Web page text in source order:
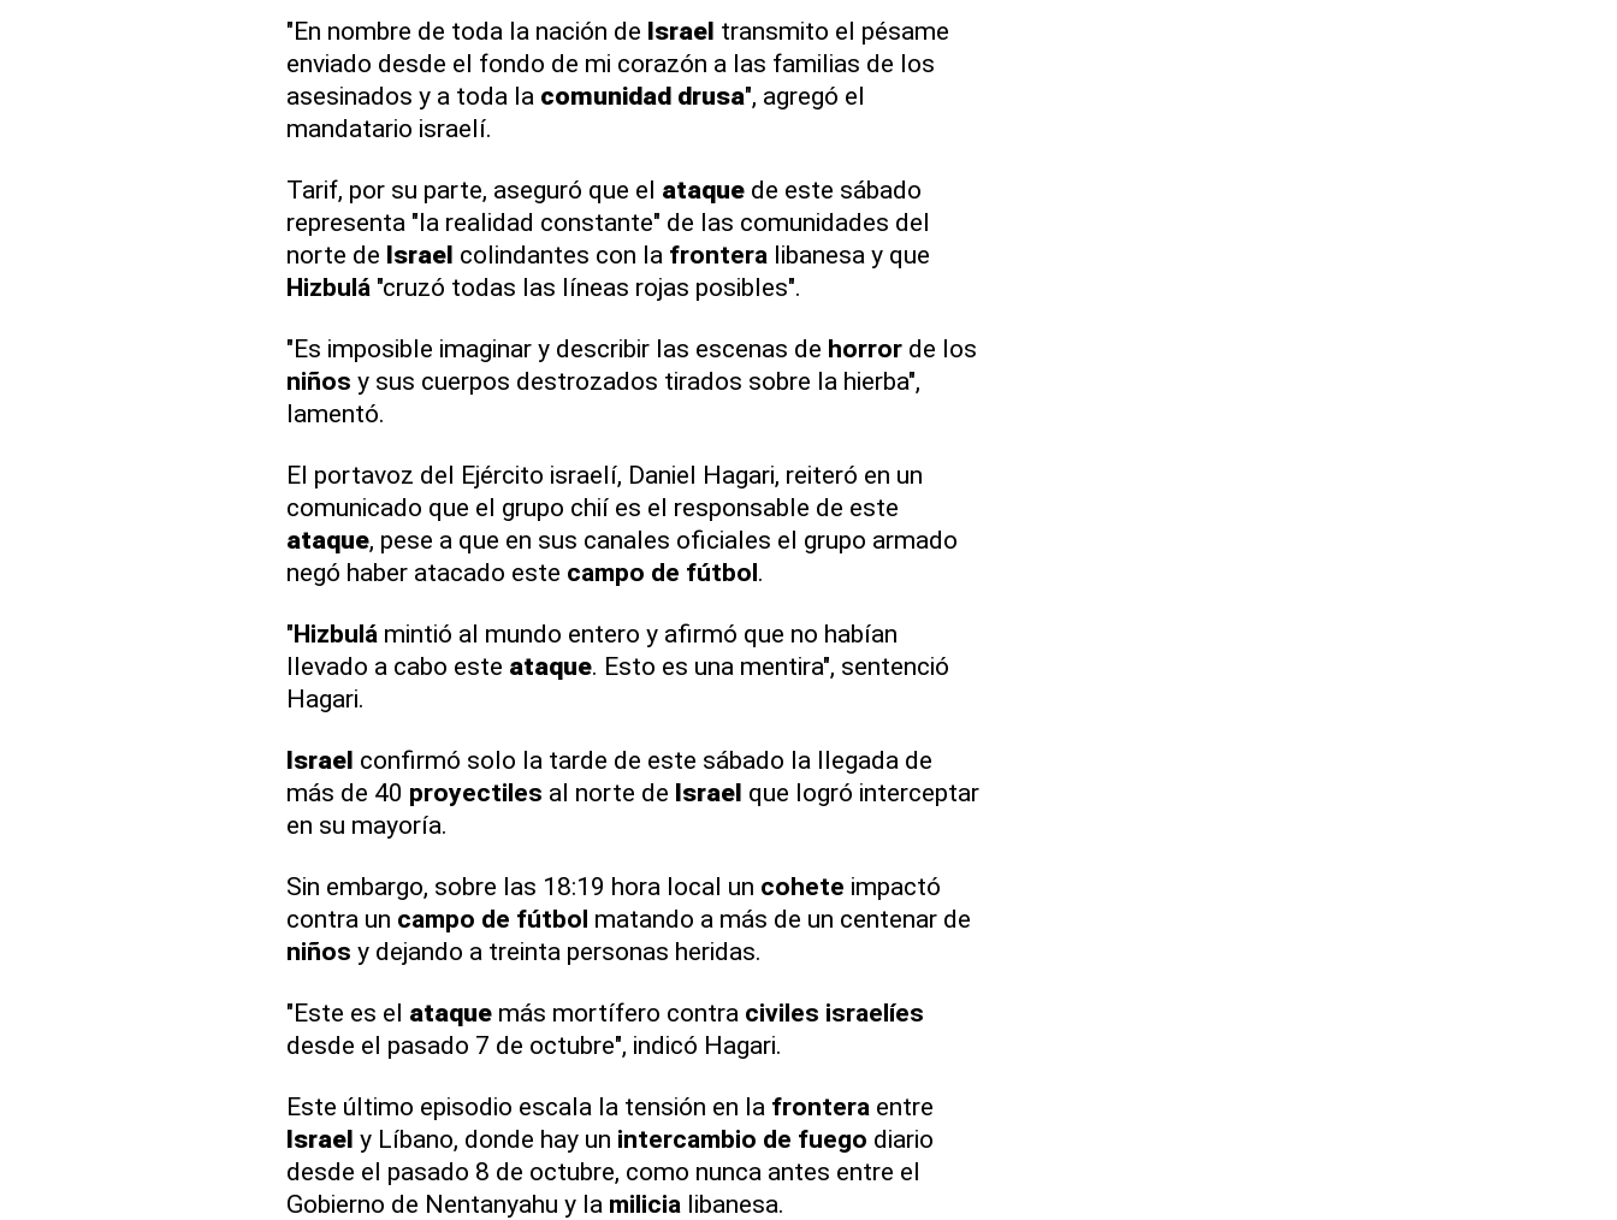
"En nombre de toda la nación de Israel transmito el pésame
enviado desde el fondo de mi corazón a las familias de los
asesinados y a toda la comunidad drusa", agregó el
mandatario israelí.
Tarif, por su parte, aseguró que el ataquede este sábado
representa "la realidad constante" de las comunidades del
norte de Israel colindantes con la frontera libanesa y que
Hizbulá "cruzó todas las líneas rojas posibles".
"Es imposible imaginar y describir las escenas de horrorde los
niños y sus cuerpos destrozados tirados sobre la hierba",
lamentó.
El portavoz del Ejército israelí, Daniel Hagari, reiteró en un
comunicado que el grupo chií es el responsable de este
ataque, pese a que en sus canales oficiales el grupo armado
negó haber atacado este campo de fútbol.
"Hizbulá mintió al mundo entero y afirmó que no habían
llevado a cabo este ataque. Esto es una mentira", sentenció
Hagari.
Israel confirmó solo la tarde de este sábado la llegada de
más de 40 proyectiles al norte de Israel que logró interceptar
en su mayoría.
Sin embargo, sobre las 18:19 hora local un cohete impactó
contra un campo de fútbol matando a más de un centenar de
niños y dejando a treinta personas heridas.
"Este es el ataquemás mortífero contra civiles israelíes
desde el pasado 7 de octubre", indicó Hagari.
Este último episodio escala la tensión en la frontera entre
Israel y Líbano, donde hay un intercambio de fuego diario
desde el pasado 8 de octubre, como nunca antes entre el
Gobierno de Nentanyahu y la milicia libanesa.